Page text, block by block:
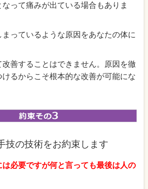
って痛みが出ている場合もありま
っているような原因をあなたの体に
改善することはできません。原因を徹
けるからこそ根本的な改善が可能にな
技の技術をお約束します
は必要ですが何と言っても最後は人の